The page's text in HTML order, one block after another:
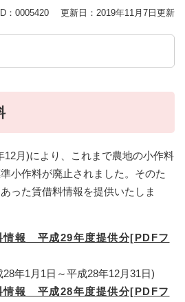
：0005420 更新日：2019年11月7日更新
月)により、これまで農地の小作料
小作料が廃止されました。そのた
った賃借料情報を提供いたしま
情報 平成29年度提供分[PDFフ
年1月1日～平成28年12月31日)
情報 平成28年度提供分[PDFフ